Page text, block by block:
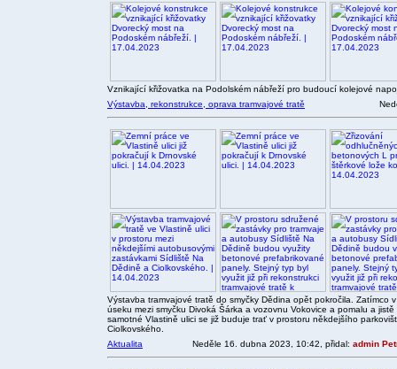
Vznikající křižovatka na Podolském nábřeží pro budoucí kolejové
Výstavba, rekonstrukce, oprava tramvajové tratě
Výstavba tramvajové tratě do smyčky Dědina opět pokročila. Zatímco
úseku mezi smyčku Divoká Šárka a vozovnu Vokovice a pomalu a
samotné Vlastině ulici se již buduje trať v prostoru někdejšího
Ciolkovského.
Aktualita
Neděle 16. dubna 2023, 10:42, přidal: admin